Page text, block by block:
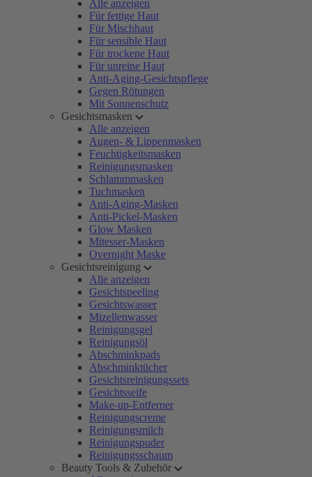
Alle anzeigen
Für fettige Haut
Für Mischhaut
Für sensible Haut
Für trockene Haut
Für unreine Haut
Anti-Aging-Gesichtspflege
Gegen Rötungen
Mit Sonnenschutz
Gesichtsmasken
Alle anzeigen
Augen- & Lippenmasken
Feuchtigkeitsmasken
Reinigungsmasken
Schlammmasken
Tuchmasken
Anti-Aging-Masken
Anti-Pickel-Masken
Glow Masken
Mitesser-Masken
Overnight Maske
Gesichtsreinigung
Alle anzeigen
Gesichtspeeling
Gesichtswasser
Mizellenwasser
Reinigungsgel
Reinigungsöl
Abschminkpads
Abschminktücher
Gesichtsreinigungssets
Gesichtsseife
Make-up-Entferner
Reinigungscreme
Reinigungsmilch
Reinigungspuder
Reinigungsschaum
Beauty Tools & Zubehör